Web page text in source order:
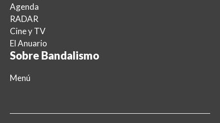
Agenda
RADAR
Cine y TV
El Anuario
Sobre Bandalismo
Menú